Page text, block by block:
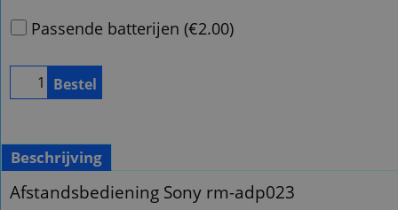
Passende batterijen (€2.00)
Bestel
Beschrijving
Afstandsbediening Sony rm-adp023